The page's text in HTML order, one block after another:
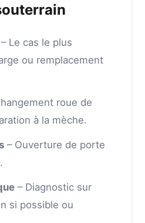
– Le cas le plus
ou remplacement
roue de
à la mèche.
– Ouverture de porte
– Diagnostic sur
si possible ou